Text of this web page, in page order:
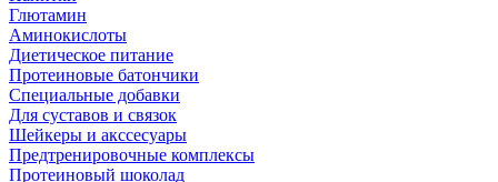
Глютамин
Аминокислоты
Диетическое питание
Протеиновые батончики
Специальные добавки
Для суставов и связок
Шейкеры и акссесуары
Предтренировочные комплексы
Протеиновый шоколад